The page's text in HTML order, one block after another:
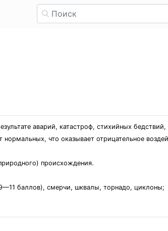
аварий, катастроф, стихийных
что оказывает отрицательное
происхождения.
баллов), смерчи, шквалы, торнадо, циклоны;